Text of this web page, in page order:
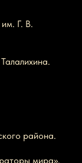
Г. В.
района.
мира».